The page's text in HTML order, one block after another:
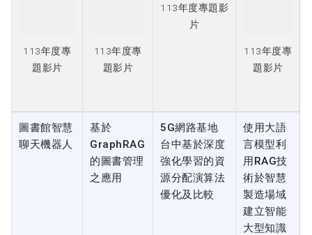
113年度專
題影片
113年度專題影
片
113年度專
題影片
圖書館智慧
聊天機器人
基於
GraphRAG
的圖書管理
之應用
5G網路基地
台中基於深度
強化學習的資
源分配演算法
優化及比較
使用大語
言模型利
用RAG技
術於智慧
製造場域
建立智能
大型知識